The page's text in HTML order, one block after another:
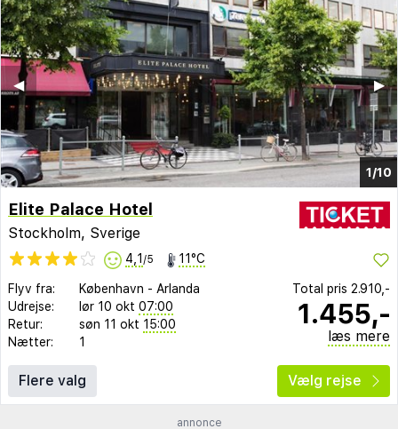
1/10
▶︎
◀︎
Elite Palace Hotel
Stockholm, Sverige
4,1 /5 11°C
Flyv fra: København - Arlanda
Udrejse:
lør 10 okt 07:00
Retur:
søn 11 okt 15:00
Nætter:
1
Total pris 2.910,-
1.455,-
læs mere
Flere valg Vælg rejse
annonce